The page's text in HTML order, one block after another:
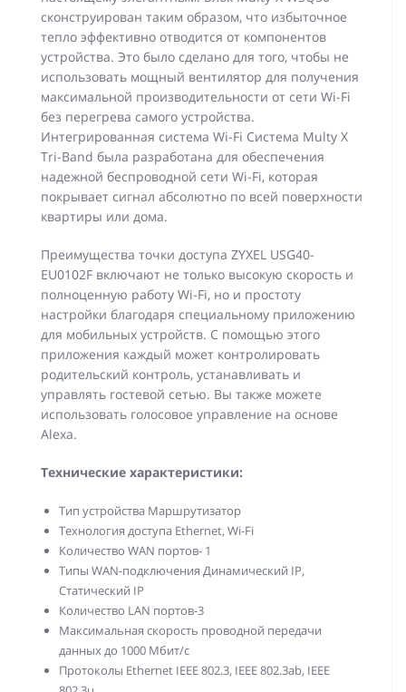
сконструирован таким образом, что избыточное
тепло эффективно отводится от компонентов
устройства. Это было сделано для того, чтобы не
использовать мощный вентилятор для получения
максимальной производительности от сети Wi-Fi
без перегрева самого устройства.
Интегрированная система Wi-Fi Система Multy X
Tri-Band была разработана для обеспечения
надежной беспроводной сети Wi-Fi, которая
покрывает сигнал абсолютно по всей поверхности
квартиры или дома.
Преимущества точки доступа ZYXEL USG40-
EU0102F включают не только высокую скорость и
полноценную работу Wi-Fi, но и простоту
настройки благодаря специальному приложению
для мобильных устройств. С помощью этого
приложения каждый может контролировать
родительский контроль, устанавливать и
управлять гостевой сетью. Вы также можете
использовать голосовое управление на основе
Alexa.
Технические характеристики:
Тип устройства Маршрутизатор
Технология доступа Ethernet, Wi-Fi
Количество WAN портов- 1
Типы WAN-подключения Динамический IP,
Статический IP
Количество LAN портов-3
Максимальная скорость проводной передачи
данных до 1000 Мбит/с
Протоколы Ethernet IEEE 802.3, IEEE 802.3ab, IEEE